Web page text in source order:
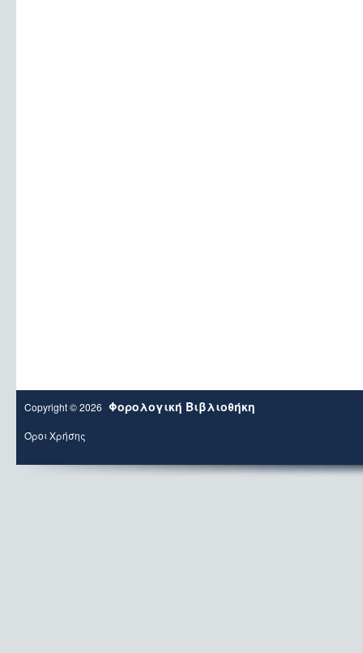
Copyright © 2026 Φορολογική Βιβλιοθήκη
Όροι Χρήσης